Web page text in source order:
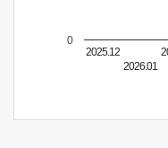
2025.12
2026.01
0